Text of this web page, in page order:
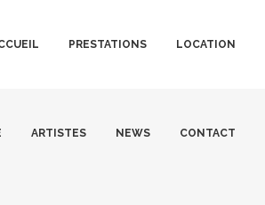
PRESTATIONS LOCATION
ARTISTES NEWS CONTACT